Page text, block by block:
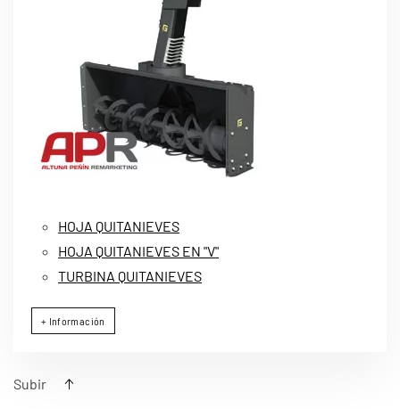
HOJA QUITANIEVES
HOJA QUITANIEVES EN "V"
TURBINA QUITANIEVES
+ Información
Subir